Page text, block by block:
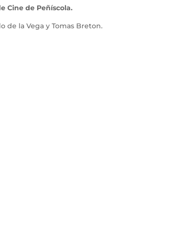
Cine de Peñíscola.
de la Vega y Tomas Breton.